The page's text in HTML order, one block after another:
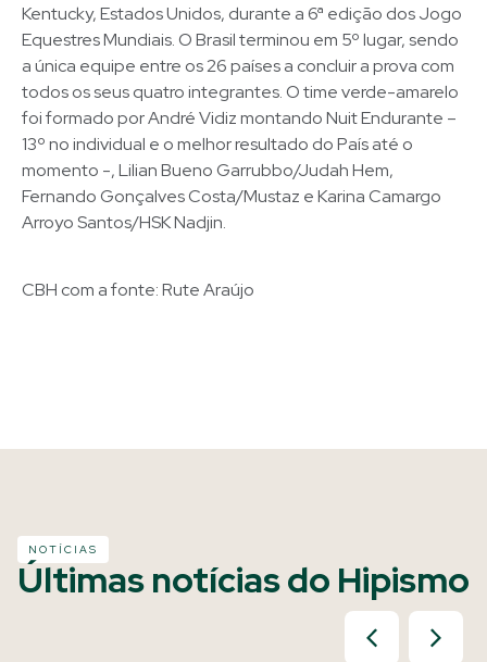
Kentucky, Estados Unidos, durante a 6ª edição dos Jogo
Equestres Mundiais. O Brasil terminou em 5º lugar, sendo
a única equipe entre os 26 países a concluir a prova com
todos os seus quatro integrantes. O time verde-amarelo
foi formado por André Vidiz montando Nuit Endurante –
13º no individual e o melhor resultado do País até o
momento -, Lilian Bueno Garrubbo/Judah Hem,
Fernando Gonçalves Costa/Mustaz e Karina Camargo
Arroyo Santos/HSK Nadjin.
CBH com a fonte: Rute Araújo
NOTÍCIAS
Últimas notícias do Hipismo